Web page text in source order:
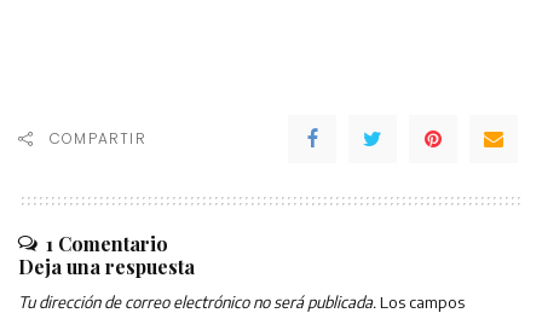
COMPARTIR
1 Comentario
Deja una respuesta
Tu dirección de correo electrónico no será publicada. Los campos